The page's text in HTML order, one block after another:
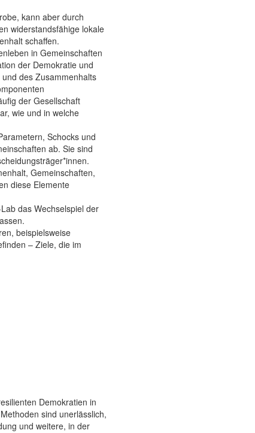
kann aber durch
widerstandsfähige lokale
schaffen.
in Gemeinschaften
der Demokratie und
des Zusammenhalts
der Gesellschaft
wie und in welche
Schocks und
ab. Sie sind
Gemeinschaften,
diese Elemente
das Wechselspiel der
beispielsweise
– Ziele, die im
Demokratien in
sind unerlässlich,
und weitere, in der